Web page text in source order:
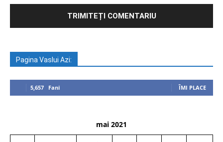
Pagina Vaslui Azi:
5,657 Fani ÎMI PLACE
mai 2021